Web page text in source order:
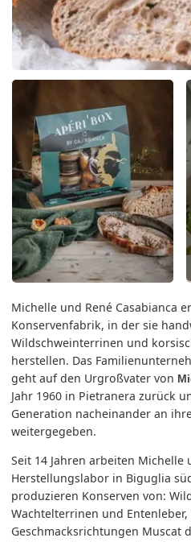
Michelle und René Casabianca
Konservenfabrik, in der sie
Wildschweinterrinen und
herstellen. Das
geht auf den Urgroßvater von
Jahr 1960 in Pietranera zurück
Generation nacheinander an
weitergegeben.
Seit 14 Jahren arbeiten Michelle
Herstellungslabor in Biguglia
produzieren Konserven von:
Wachtelterrinen und
Geschmacksrichtungen Muscat